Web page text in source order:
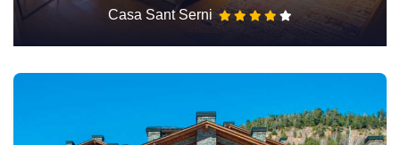
Casa Sant Serni